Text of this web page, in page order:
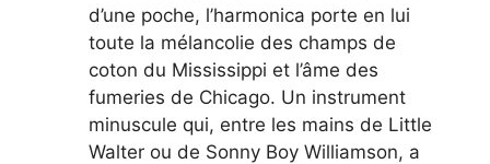
d’une poche, l’harmonica porte en lui
toute la mélancolie des champs de
coton du Mississippi et l’âme des
fumeries de Chicago. Un instrument
minuscule qui, entre les mains de Little
Walter ou de Sonny Boy Williamson, a